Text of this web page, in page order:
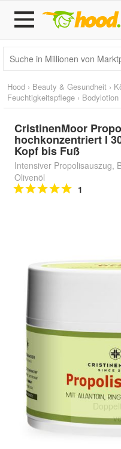
Hood › Beauty & Gesundheit ›
Feuchtigkeitspflege ›
CristinenMoor
hochkonzentriert I
Kopf bis Fuß
Intensiver Propolisauszug,
Olivenöl
1